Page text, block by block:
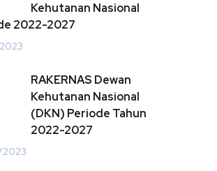
Kehutanan Nasional
2022-2027
RAKERNAS Dewan
Kehutanan Nasional
(DKN) Periode Tahun
2022-2027